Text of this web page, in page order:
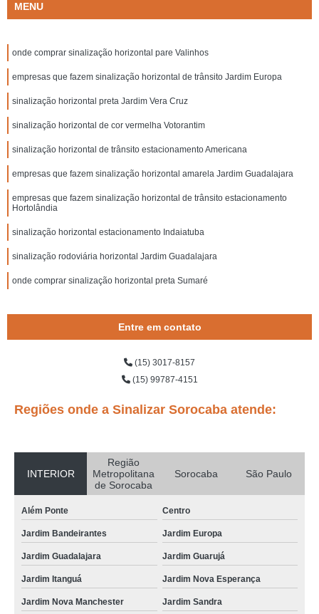
MENU
onde comprar sinalização horizontal pare Valinhos
empresas que fazem sinalização horizontal de trânsito Jardim Europa
sinalização horizontal preta Jardim Vera Cruz
sinalização horizontal de cor vermelha Votorantim
sinalização horizontal de trânsito estacionamento Americana
empresas que fazem sinalização horizontal amarela Jardim Guadalajara
empresas que fazem sinalização horizontal de trânsito estacionamento
Hortolândia
sinalização horizontal estacionamento Indaiatuba
sinalização rodoviária horizontal Jardim Guadalajara
onde comprar sinalização horizontal preta Sumaré
Entre em contato
(15) 3017-8157
(15) 99787-4151
Regiões onde a Sinalizar Sorocaba atende:
INTERIOR
Região
Metropolitana
de Sorocaba
Sorocaba São Paulo
Além Ponte Centro
Jardim Bandeirantes Jardim Europa
Jardim Guadalajara Jardim Guarujá
Jardim Itanguá Jardim Nova Esperança
Jardim Nova Manchester Jardim Sandra